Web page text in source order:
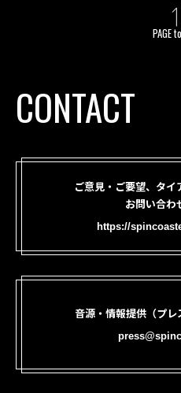
PAGE
CONTACT
ご意見・ご要望、タイ
お問い合わ
https://
音源・情報提供（プレ